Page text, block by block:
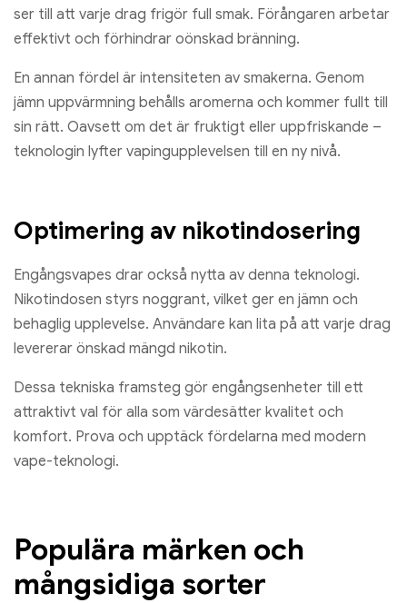
ser till att varje drag frigör full smak. Förångaren arbetar
effektivt och förhindrar oönskad bränning.
En annan fördel är intensiteten av smakerna. Genom
jämn uppvärmning behålls aromerna och kommer fullt till
sin rätt. Oavsett om det är fruktigt eller uppfriskande –
teknologin lyfter vapingupplevelsen till en ny nivå.
Optimering av nikotindosering
Engångsvapes drar också nytta av denna teknologi.
Nikotindosen styrs noggrant, vilket ger en jämn och
behaglig upplevelse. Användare kan lita på att varje drag
levererar önskad mängd nikotin.
Dessa tekniska framsteg gör engångsenheter till ett
attraktivt val för alla som värdesätter kvalitet och
komfort. Prova och upptäck fördelarna med modern
vape-teknologi.
Populära märken och
mångsidiga sorter